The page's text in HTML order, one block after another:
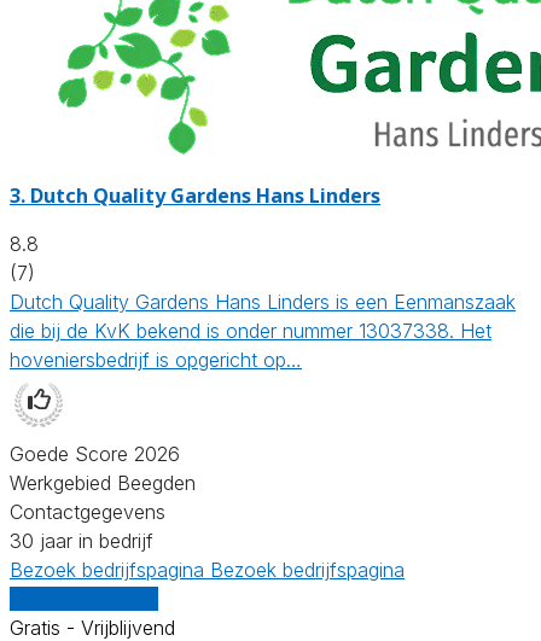
3. Dutch Quality Gardens Hans Linders
8.8
(7)
Dutch Quality Gardens Hans Linders is een Eenmanszaak
die bij de KvK bekend is onder nummer 13037338. Het
hoveniersbedrijf is opgericht op…
Goede Score 2026
Werkgebied Beegden
Contactgegevens
30 jaar in bedrijf
Bezoek bedrijfspagina Bezoek bedrijfspagina
Gratis - Vrijblijvend